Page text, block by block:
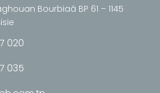
Bourbiaâ BP 61 – 1145
020
035